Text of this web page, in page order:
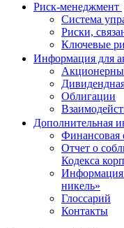
Риск-менеджмент
Система
Риски,
Ключевые
Информация для
Облигации
Дополнительная
Финансовая
Отчет о
Кодекса
никель»
Глоссарий
Контакты